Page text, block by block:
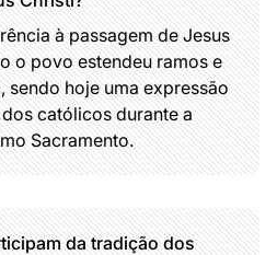
à passagem de Jesus
o povo estendeu ramos e
sendo hoje uma expressão
católicos durante a
Sacramento.
da tradição dos